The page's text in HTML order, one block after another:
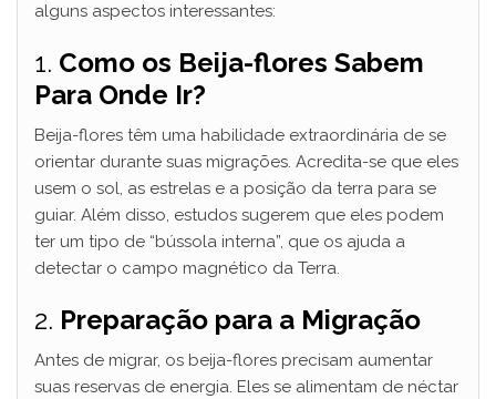
alguns aspectos interessantes:
1. Como os Beija-flores Sabem
Para Onde Ir?
Beija-flores têm uma habilidade extraordinária de se
orientar durante suas migrações. Acredita-se que eles
usem o sol, as estrelas e a posição da terra para se
guiar. Além disso, estudos sugerem que eles podem
ter um tipo de “bússola interna”, que os ajuda a
detectar o campo magnético da Terra.
2. Preparação para a Migração
Antes de migrar, os beija-flores precisam aumentar
suas reservas de energia. Eles se alimentam de néctar